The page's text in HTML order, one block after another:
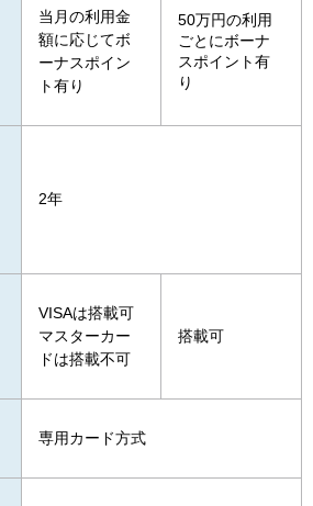
当月の利用金
額に応じてボ
ーナスポイン
ト有り
50万円の利用
ごとにボーナ
スポイント有
り
2年
VISAは搭載可
マスターカー
ドは搭載不可
搭載可
専用カード方式